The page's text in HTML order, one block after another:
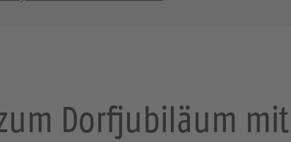
Dorfjubiläum